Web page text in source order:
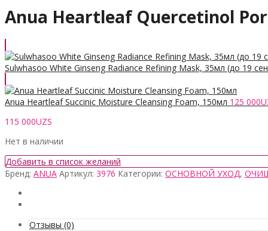
Anua Heartleaf Quercetinol
Sulwhasoo White Ginseng Radiance Refining Mask, 35мл (до 19
Anua Heartleaf Succinic Moisture Cleansing Foam, 150мл 125 000
115 000UZS
Нет в наличии
Добавить в список желаний
Бренд: ANUA Артикул: 3976 Категории: ОСНОВНОЙ УХОД,
Отзывы (0)